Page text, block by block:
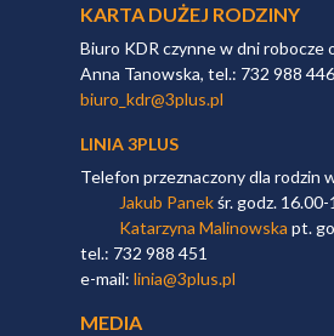
KARTA DUŻEJ RODZINY
Biuro KDR czynne w dni robocze
Anna Tanowska, tel.: 732 988 446
biuro_kdr@3plus.pl
LINIA 3PLUS
Telefon przeznaczony dla rodzin
Jakub Panekśr. godz. 16.00-
Katarzyna Malinowska pt.
tel.: 732 988 451
e-mail: linia@3plus.pl
MEDIA